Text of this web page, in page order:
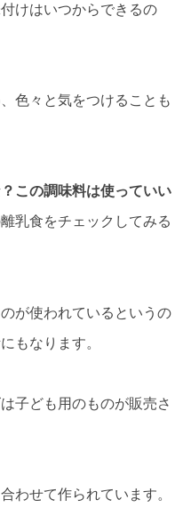
けはいつからできるの
色々と気をつけることも
この調味料は使っていい
乳食をチェックしてみる
が使われているというの
もなります。
子ども用のものが販売さ
わせて作られています。